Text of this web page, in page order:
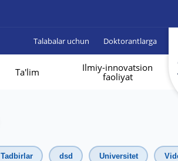
Talabalar uchun Doktorantlarga
Ta'lim
Ilmiy-innovatsion
faoliyat
Tadbirlar dsd Universitet